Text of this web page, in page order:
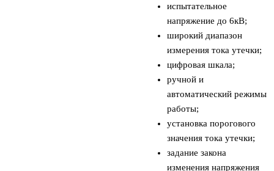
испытательное
напряжение до 6кВ;
широкий диапазон
измерения тока утечки;
цифровая шкала;
ручной и
автоматический режимы
работы;
установка порогового
значения тока утечки;
задание закона
изменения напряжения